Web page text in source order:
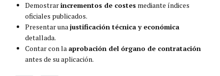
Demostrarincrementos de costes mediante índices
oficiales publicados.
Presentar unajustificación técnica y económica
detallada.
Contar con la aprobación del órgano de contratación
antes de su aplicación.